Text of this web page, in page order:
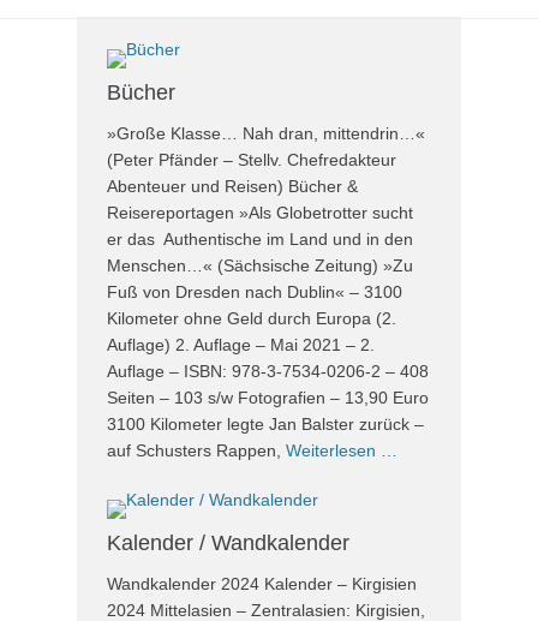
Bücher
»Große Klasse… Nah dran, mittendrin…«
(Peter Pfänder – Stellv. Chefredakteur
Abenteuer und Reisen) Bücher &
Reisereportagen »Als Globetrotter sucht
er das Authentische im Land und in den
Menschen…« (Sächsische Zeitung) »Zu
Fuß von Dresden nach Dublin« – 3100
Kilometer ohne Geld durch Europa (2.
Auflage) 2. Auflage – Mai 2021 – 2.
Auflage – ISBN: 978-3-7534-0206-2 – 408
Seiten – 103 s/w Fotografien – 13,90 Euro
3100 Kilometer legte Jan Balster zurück –
auf Schusters Rappen, Weiterlesen …
Kalender / Wandkalender
Wandkalender 2024 Kalender – Kirgisien
2024 Mittelasien – Zentralasien: Kirgisien,